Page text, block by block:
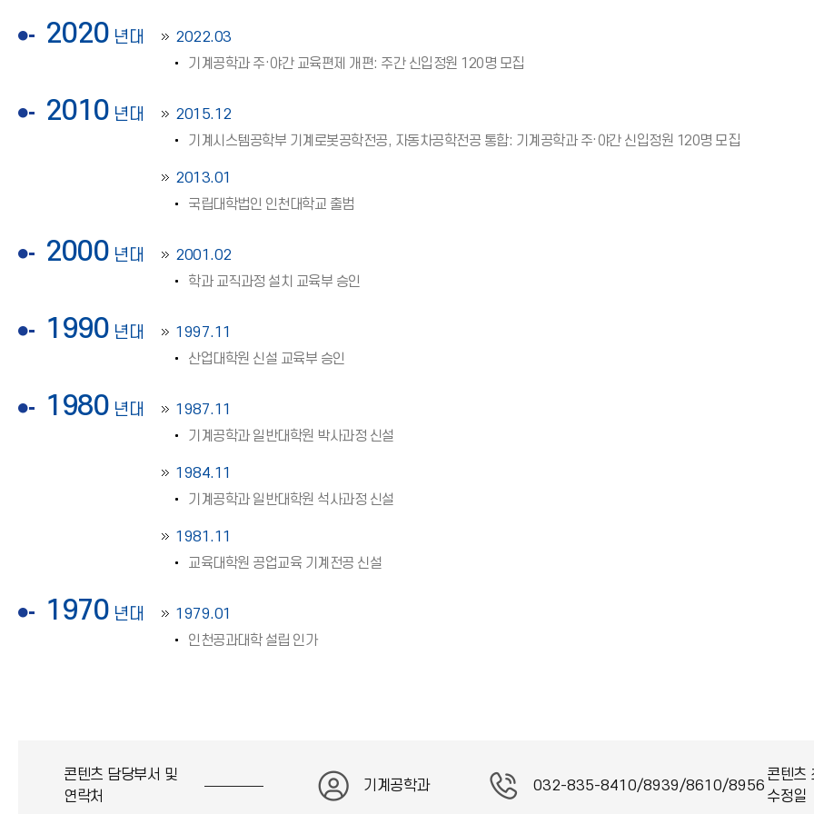
2020 년대
2022.03
기계공학과 주·야간 교육편제 개편: 주간 신입정원 120명 모집
2010 년대
2015.12
기계시스템공학부 기계로봇공학전공, 자동차공학전공 통합: 기계공학과 주·야간 신입정원 120명 모집
2013.01
국립대학법인 인천대학교 출범
2000 년대
2001.02
학과 교직과정 설치 교육부 승인
1990 년대
1997.11
산업대학원 신설 교육부 승인
1980 년대
1987.11
기계공학과 일반대학원 박사과정 신설
1984.11
기계공학과 일반대학원 석사과정 신설
1981.11
교육대학원 공업교육 기계전공 신설
1970 년대
1979.01
인천공과대학 설립 인가
콘텐츠 담당부서 및
연락처
기계공학과 032-835-8410/8939/8610/8956
콘텐츠
수정일